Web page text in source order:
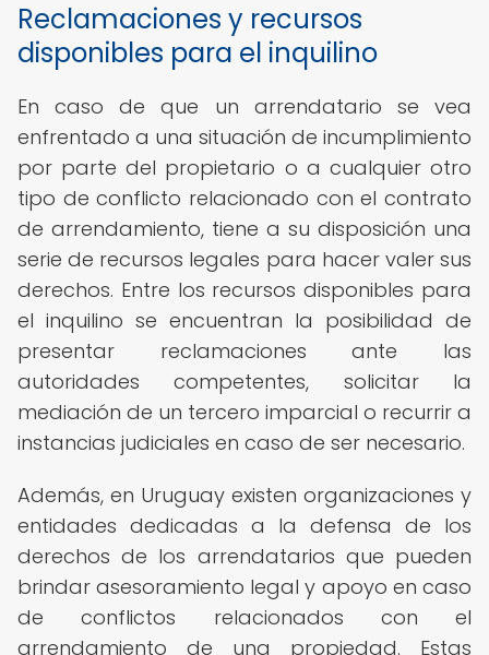
Reclamaciones y recursos
disponibles para el inquilino
En caso de que un arrendatario se vea
enfrentado a una situación de incumplimiento
por parte del propietario o a cualquier otro
tipo de conflicto relacionado con el contrato
de arrendamiento, tiene a su disposición una
serie de recursos legales para hacer valer sus
derechos. Entre los recursos disponibles para
el inquilino se encuentran la posibilidad de
presentar reclamaciones ante las
autoridades competentes, solicitar la
mediación de un tercero imparcial o recurrir a
instancias judiciales en caso de ser necesario.
Además, en Uruguay existen organizaciones y
entidades dedicadas a la defensa de los
derechos de los arrendatarios que pueden
brindar asesoramiento legal y apoyo en caso
de conflictos relacionados con el
arrendamiento de una propiedad. Estas